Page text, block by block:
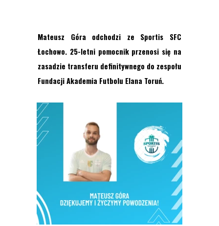
Mateusz Góra odchodzi ze Sportis SFC
Łochowo. 25-letni pomocnik przenosi się na
zasadzie transferu definitywnego do zespołu
Fundacji Akademia Futbolu Elana Toruń.